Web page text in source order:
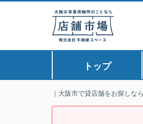
トップ
｜大阪市で貸店舗をお探しな